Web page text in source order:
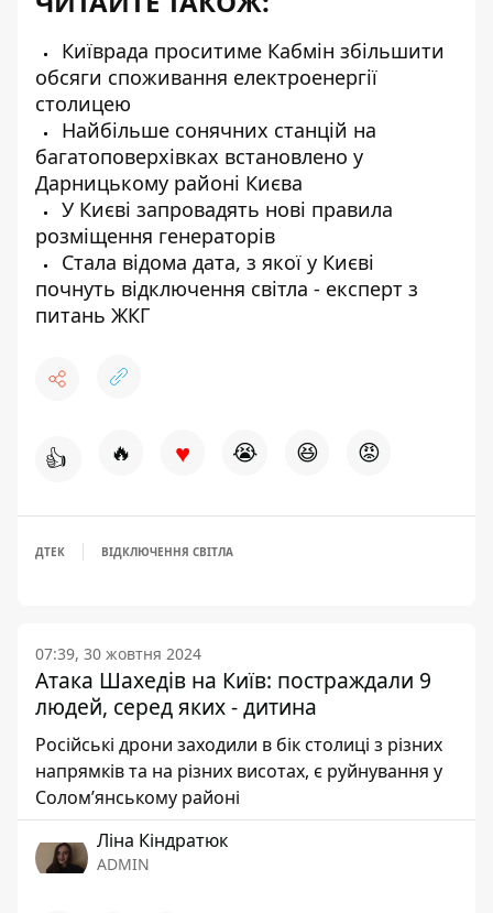
Київрада проситиме Кабмін збільшити
обсяги споживання електроенергії
столицею
Найбільше сонячних станцій на
багатоповерхівках встановлено у
Дарницькому районі Києва
У Києві запровадять нові правила
розміщення генераторів
Стала відома дата, з якої у Києві
почнуть відключення світла - експерт з
питань ЖКГ
👍 🔥 ♥ 😭 😆 😡
ДТЕК ВІДКЛЮЧЕННЯ СВІТЛА
07:39, 30 жовтня 2024
Атака Шахедів на Київ: постраждали 9
людей, серед яких - дитина
Російські дрони заходили в бік столиці з різних
напрямків та на різних висотах, є руйнування у
Соломʼянському районі
Ліна Кіндратюк
ADMIN